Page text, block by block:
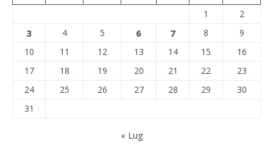
1
2
3 4 5 6 7 8
9
10
11 12 13 14 15
16
17
18 19 20 21 22
23
24
25 26 27 28 29
30
31
« Lug